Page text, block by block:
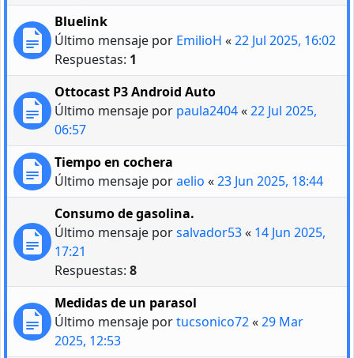
Bluelink
Último mensaje por EmilioH «22 Jul 2025, 16:02
Respuestas: 1
Ottocast P3 Android Auto
Último mensaje por paula2404«22 Jul 2025,
06:57
Tiempo en cochera
Último mensaje poraelio «23 Jun 2025, 18:44
Consumo de gasolina.
Último mensaje porsalvador53« 14 Jun 2025,
17:21
Respuestas: 8
Medidas de un parasol
Último mensaje portucsonico72«29 Mar
2025, 12:53